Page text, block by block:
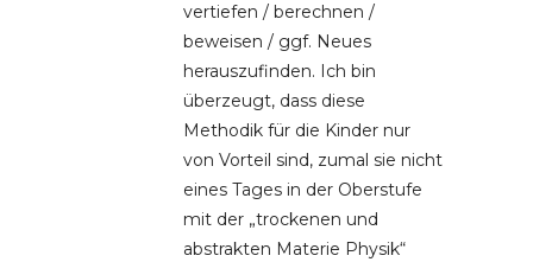
vertiefen / berechnen /
beweisen / ggf. Neues
herauszufinden. Ich bin
überzeugt, dass diese
Methodik für die Kinder nur
von Vorteil sind, zumal sie nicht
eines Tages in der Oberstufe
mit der „trockenen und
abstrakten Materie Physik“